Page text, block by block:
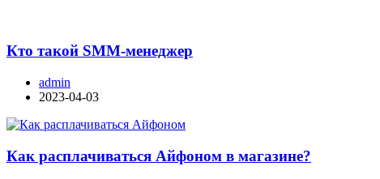
Кто такой SMM-менеджер
admin
2023-04-03
Как расплачиваться Айфоном в магазине?